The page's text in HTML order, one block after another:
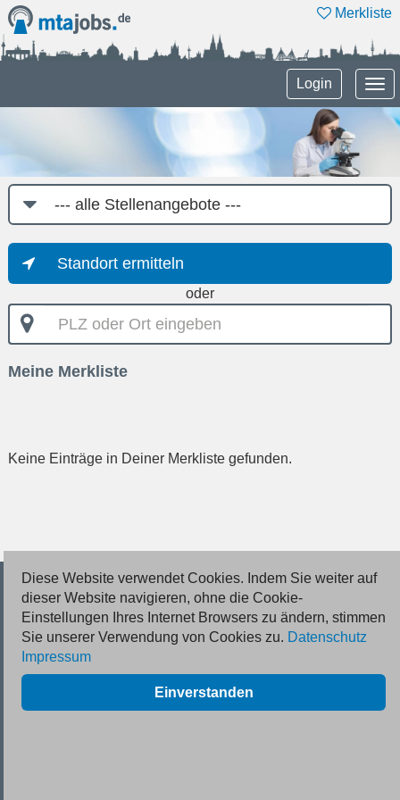
Merkliste
Login
Job-
Kategorie
Standort ermitteln
oder
PLZ
oder
eingeben
Meine Merkliste
Keine Einträge in Deiner Merkliste gefunden.
© 2026 Deutsche Jobmarkt GmbH
Inserieren
Kontakt
AGB
Diese Website verwendet Cookies. Indem Sie weiter auf
dieser Website navigieren, ohne die Cookie-
Einstellungen Ihres Internet Browsers zu ändern, stimmen
Sie unserer Verwendung von Cookies zu. Datenschutz
Impressum
Einverstanden